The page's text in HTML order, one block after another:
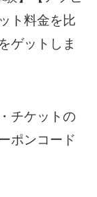
ト料金を比
ゲットしま
チケットの
ポンコード